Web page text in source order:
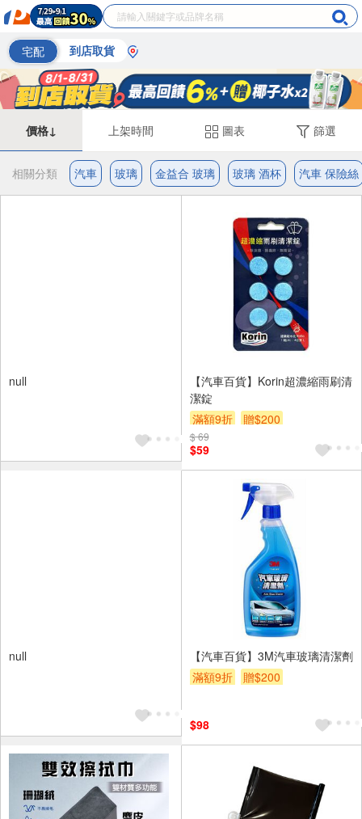
宅配 到店取貨
價格↓ 上架時間 圖表 篩選
相關分類 汽車 玻璃 金益合 玻璃 玻璃 酒杯 汽車 保險絲
null
【汽車百貨】Korin超濃縮雨刷清
潔錠
滿額9折
贈$200
$ 69
$59
null
【汽車百貨】3M汽車玻璃清潔劑
滿額9折
贈$200
$98